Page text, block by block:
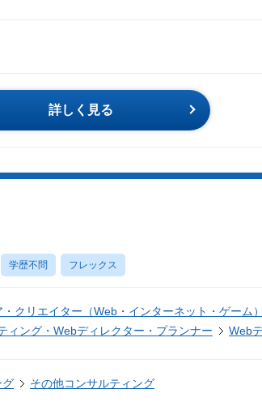
詳しく見る
学歴不問 フレックス
クリエイター（Web・インターネット・ゲーム）
ィング・Webディレクター・プランナー
Web
グ その他コンサルティング